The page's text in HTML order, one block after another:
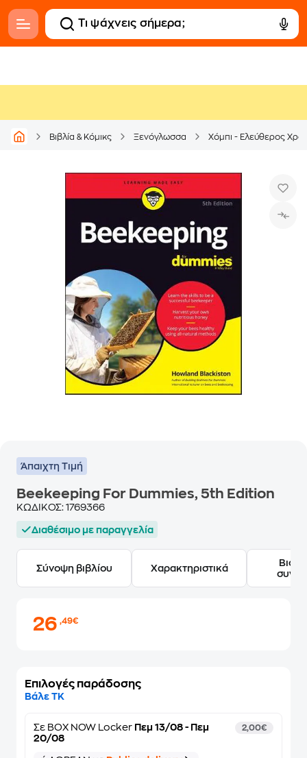
Βιβλία & Κόμικς Ξενόγλωσσα Χόμπι - Ελεύθερος
Άπαιχτη Τιμή
Beekeeping For Dummies, 5th Edition
ΚΩΔΙΚΟΣ: 1769366
Διαθέσιμο με παραγγελία
Σύνοψη βιβλίου Χαρακτηριστικά
26,49€
Επιλογές παράδοσης
Βάλε ΤΚ
Σε BOX NOW Locker Πεμ 13/08 - Πεμ
20/08
2,00€